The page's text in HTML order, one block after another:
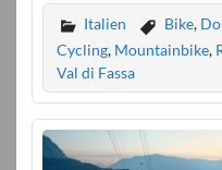
Italien Bike,
Cycling, Mountainbike,
Val di Fassa